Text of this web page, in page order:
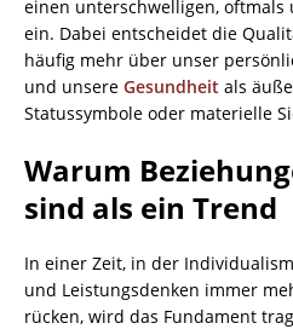
einen unterschwelligen,
ein. Dabei entscheidet die
häufig mehr über unser
und unsere Gesundheit als
Statussymbole oder materielle
Warum
sind als ein Trend
In einer Zeit, in der
und Leistungsdenken immer
rücken, wird das Fundament